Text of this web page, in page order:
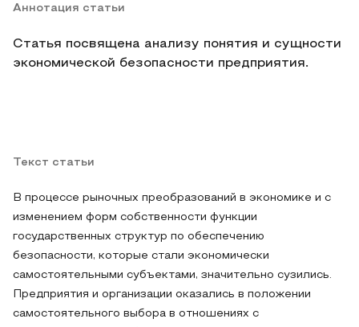
Аннотация статьи
Статья посвящена анализу понятия и сущности
экономической безопасности предприятия.
Текст статьи
В процессе рыночных преобразований в экономике и с
изменением форм собственности функции
государственных структур по обеспечению
безопасности, которые стали экономически
самостоятельными субъектами, значительно сузились.
Предприятия и организации оказались в положении
самостоятельного выбора в отношениях с